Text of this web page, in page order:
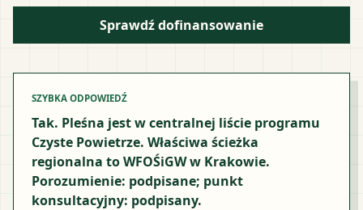
Sprawdź dofinansowanie
SZYBKA ODPOWIEDŹ
Tak. Pleśna jest w centralnej liście programu
Czyste Powietrze. Właściwa ścieżka
regionalna to WFOŚiGW w Krakowie.
Porozumienie: podpisane; punkt
konsultacyjny: podpisany.